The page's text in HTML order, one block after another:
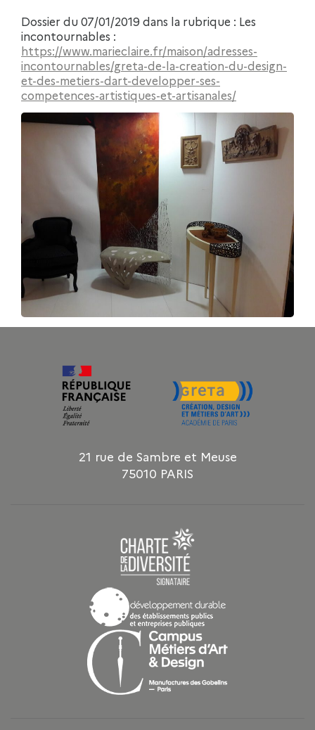
Dossier du 07/01/2019 dans la rubrique : Les
incontournables :
https://www.marieclaire.fr/maison/adresses-
incontournables/greta-de-la-creation-du-design-
et-des-metiers-dart-developper-ses-
competences-artistiques-et-artisanales/
21 rue de Sambre et Meuse
75010 PARIS